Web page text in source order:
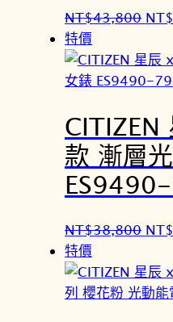
NT$43,800 原
價
格
N
T
$
4
,
0
0
NT$
特價
CITIZEN
款 漸層
NT$38,800 原
價
格
NT$
特價